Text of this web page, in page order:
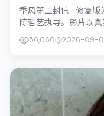
季风第二封信 · 修复
陈哲艺执导。影片以
与裴斗娜的对手戏张力
56,060 2026-09-